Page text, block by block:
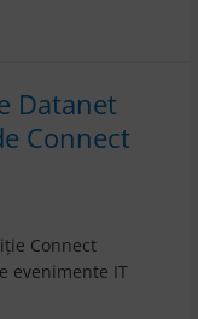
Datanet
Connect
Connect
evenimente IT